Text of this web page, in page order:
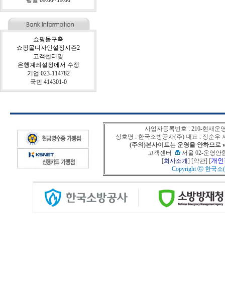
쇼핑몰구축
쇼핑몰디자인설정시즌2
고객센터및
은행계좌설정에서 수정
기업 023-114782
국민 414301-0
사업자등록번호 : 210-현재운
상호명 : 한국소방공사(주) 대표 : 장순우
(주의)본사이트는 운영을 안하므로
고객센터
서울 02-운영안
[회사소개] [약관] [개
Copyright ⓒ 한국소